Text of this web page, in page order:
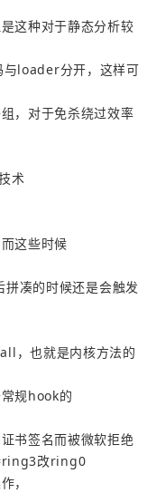
这种对于静态分析较
loader分开，这样可
，对于免杀绕过效率
术
这些时候
凑的时候还是会触发
，也就是内核方法的
规hook的
书签名而被微软拒绝
ring3改ring0
，